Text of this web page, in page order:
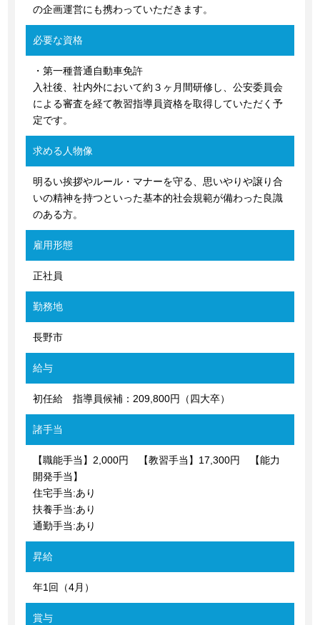
の企画運営にも携わっていただきます。
必要な資格
・第一種普通自動車免許
入社後、社内外において約３ヶ月間研修し、公安委員会
による審査を経て教習指導員資格を取得していただく予
定です。
求める人物像
明るい挨拶やルール・マナーを守る、思いやりや譲り合
いの精神を持つといった基本的社会規範が備わった良識
のある方。
雇用形態
正社員
勤務地
長野市
給与
初任給 指導員候補：209,800円（四大卒）
諸手当
【職能手当】2,000円 【教習手当】17,300円 【能力
開発手当】
住宅手当:あり
扶養手当:あり
通勤手当:あり
昇給
年1回（4月）
賞与